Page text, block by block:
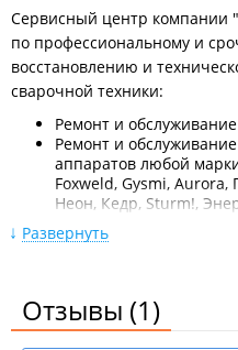
Сервисный центр компании
по профессиональному и
восстановлению и
сварочной техники:
Ремонт и
Ремонт и
аппаратов любой
Foxweld, Gysmi,
Неон, Кедр, Sturm!,
ARC, ПДГ, Протон,
Redius, Rilon, Корсар,
Cebora, Evospark,
Развернуть
Отзывы (1)